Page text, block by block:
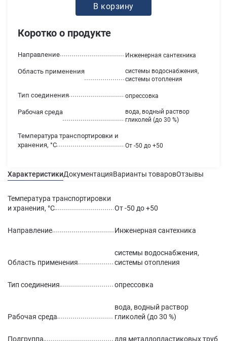
Коротко о продукте
Температура транспортировки и
хранения, °С
От -50 до +50
Направление Инженерная сантехника
Область применения
системы водоснабжения,
системы отопления
Тип соединения опрессовка
Рабочая среда
вода, водный раствор
гликолей (до 30 %)
В корзину
ХарактеристикиДокументацияВарианты товаровОтзывы
Температура транспортировки
и хранения, °С
От -50 до +50
Направление Инженерная сантехника
Область применения
системы водоснабжения,
системы отопления
Тип соединения опрессовка
Рабочая среда
вода, водный раствор
гликолей (до 30 %)
Подгруппа для металлопластиковых труб